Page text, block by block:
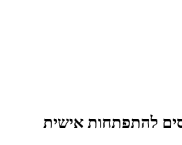
להתפתחות אישית